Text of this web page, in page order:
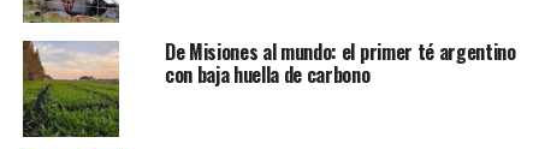
De Misiones al mundo: el primer té argentino
con baja huella de carbono